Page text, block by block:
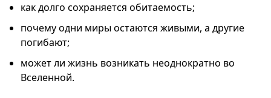
как долго сохраняется обитаемость;
почему одни миры остаются живыми, а другие
погибают;
может ли жизнь возникать неоднократно во
Вселенной.